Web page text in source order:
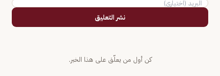
نشر التعليق
كن أول من يعلّق على هذا الخبر.